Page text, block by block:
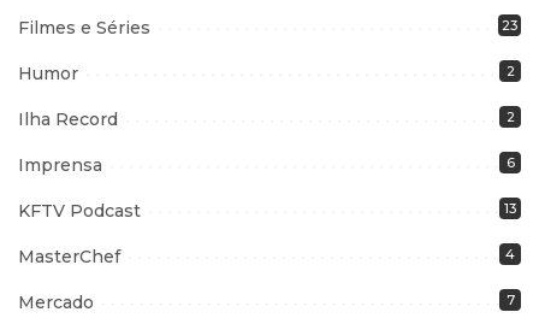
Filmes e Séries 23
Humor 2
Ilha Record 2
Imprensa 6
KFTV Podcast 13
MasterChef 4
Mercado 7